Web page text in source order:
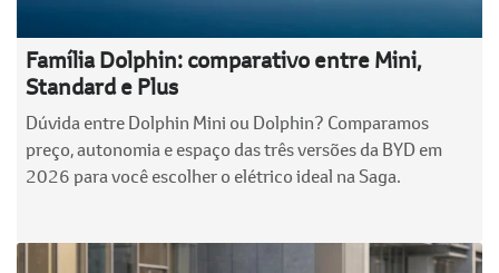
Família Dolphin: comparativo entre Mini,
Standard e Plus
Dúvida entre Dolphin Mini ou Dolphin? Comparamos
preço, autonomia e espaço das três versões da BYD em
2026 para você escolher o elétrico ideal na Saga.